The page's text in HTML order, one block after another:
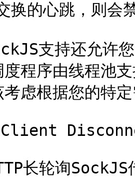
换的心跳，则会
支持还允许
程序由线程池
虑根据您的特
长轮询